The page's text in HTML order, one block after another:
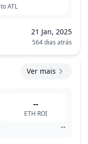
to ATL
21 Jan, 2025
564 dias atrás
Ver mais
--
ETH ROI
--